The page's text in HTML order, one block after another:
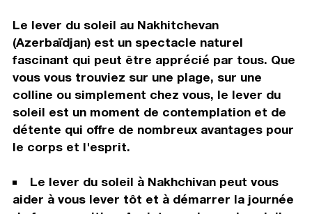
Le lever du soleil au Nakhitchevan
(Azerbaïdjan) est un spectacle naturel
fascinant qui peut être apprécié par tous. Que
vous vous trouviez sur une plage, sur une
colline ou simplement chez vous, le lever du
soleil est un moment de contemplation et de
détente qui offre de nombreux avantages pour
le corps et l'esprit.
Le lever du soleil à Nakhchivan peut vous
aider à vous lever tôt et à démarrer la journée